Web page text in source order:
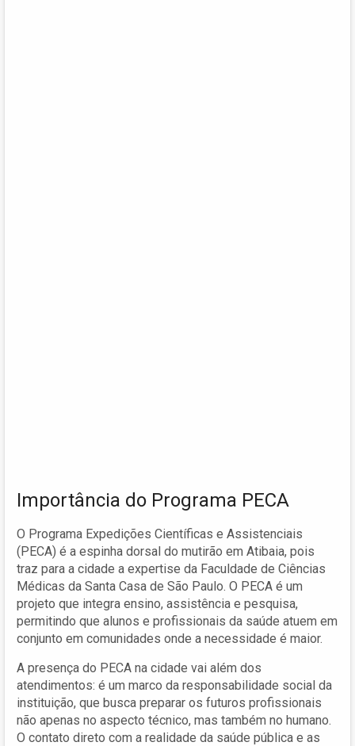
Importância do Programa PECA
O Programa Expedições Científicas e Assistenciais
(PECA) é a espinha dorsal do mutirão em Atibaia, pois
traz para a cidade a expertise da Faculdade de Ciências
Médicas da Santa Casa de São Paulo. O PECA é um
projeto que integra ensino, assistência e pesquisa,
permitindo que alunos e profissionais da saúde atuem em
conjunto em comunidades onde a necessidade é maior.
A presença do PECA na cidade vai além dos
atendimentos: é um marco da responsabilidade social da
instituição, que busca preparar os futuros profissionais
não apenas no aspecto técnico, mas também no humano.
O contato direto com a realidade da saúde pública e as